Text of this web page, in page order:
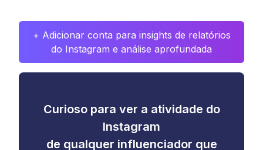
+ Adicionar conta para insights de relatórios
do Instagram e análise aprofundada
Curioso para ver a atividade do
Instagram
de qualquer influenciador que